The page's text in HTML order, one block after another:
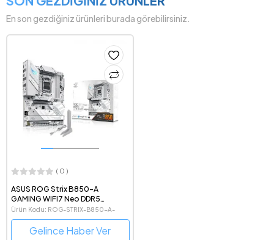
En son gezdiğiniz ürünleri burada görebilirsiniz.
( 0 )
ASUS ROG Strix B850-A
GAMING WIFI7 Neo DDR5
8400MHz(OC) AMD Soket AM5
ATX Beyaz Anakart
Ürün Kodu: ROG-STRIX-B850-A-
GAMING-WIFI7-NEO
Gelince Haber Ver